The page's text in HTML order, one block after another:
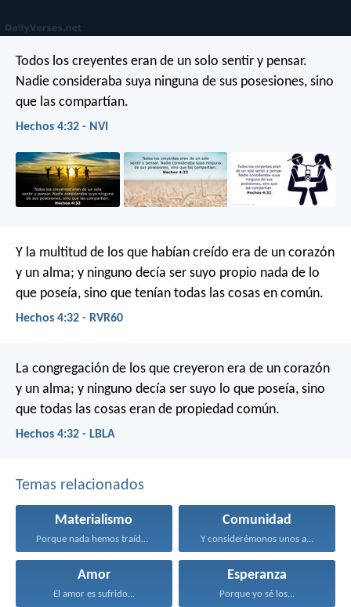
Todos los creyentes eran de un solo sentir y pensar.
Nadie consideraba suya ninguna de sus posesiones, sino
que las compartían.
Hechos 4:32 - NVI
Y la multitud de los que habían creído era de un corazón
y un alma; y ninguno decía ser suyo propio nada de lo
que poseía, sino que tenían todas las cosas en común.
Hechos 4:32 - RVR60
La congregación de los que creyeron era de un corazón
y un alma; y ninguno decía ser suyo lo que poseía, sino
que todas las cosas eran de propiedad común.
Hechos 4:32 - LBLA
Temas relacionados
Materialismo
Porque nada hemos traído...
Comunidad
Y considerémonos unos a...
Amor
El amor es sufrido...
Esperanza
Porque yo sé los...